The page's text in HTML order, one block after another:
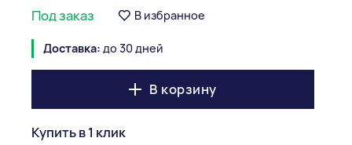
Под заказ В избранное
Доставка: до 30 дней
В корзину
Купить в 1 клик